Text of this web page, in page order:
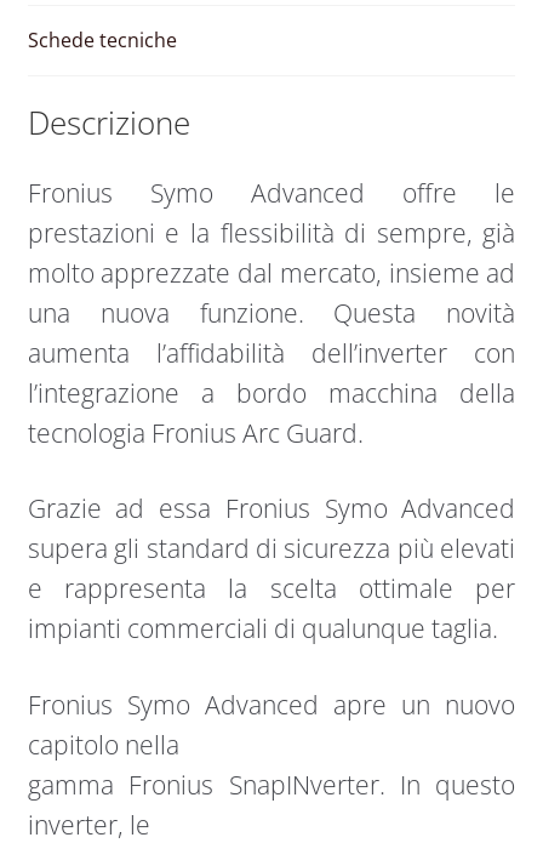
Schede tecniche
Descrizione
Fronius Symo Advanced offre le
prestazioni e la flessibilità di sempre, già
molto apprezzate dal mercato, insieme ad
una nuova funzione. Questa novità
aumenta l’affidabilità dell’inverter con
l’integrazione a bordo macchina della
tecnologia Fronius Arc Guard.
Grazie ad essa Fronius Symo Advanced
supera gli standard di sicurezza più elevati
e rappresenta la scelta ottimale per
impianti commerciali di qualunque taglia.
Fronius Symo Advanced apre un nuovo
capitolo nella
gamma Fronius SnapINverter. In questo
inverter, le